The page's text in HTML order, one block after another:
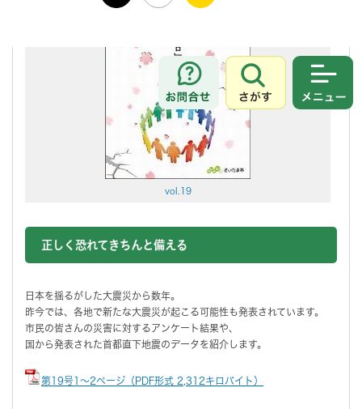
お問合せ
さがす
vol.19
正しく恐れてきちんと備える
日本を揺るがした大震災から数年。
昨今では、各地で新たな大震災が起こる可能性も発表されています。
市民の皆さんの災害に対するアンケート結果や、
国から発表された首都直下地震のデータを紹介します。
第19号1～2ページ（PDF形式 2,312キロバイト）